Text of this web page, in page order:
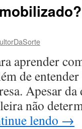
aprender
de
Apesar
não
lendo →